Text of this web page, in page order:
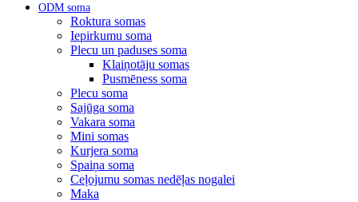
ODM soma
Roktura somas
Iepirkumu soma
Plecu un paduses soma
Klaiņotāju somas
Pusmēness soma
Plecu soma
Sajūga soma
Vakara soma
Mini somas
Kurjera soma
Spaiņa soma
Ceļojumu somas nedēļas nogalei
Maka